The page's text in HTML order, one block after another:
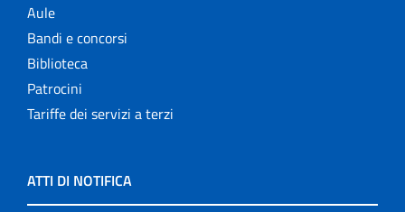
Aule
Bandi e concorsi
Biblioteca
Patrocini
Tariffe dei servizi a terzi
ATTI DI NOTIFICA